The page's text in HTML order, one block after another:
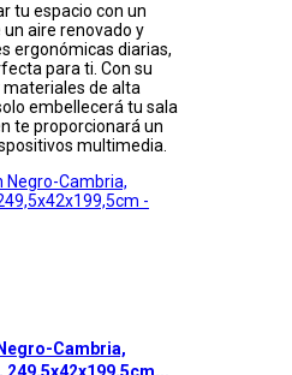
tu espacio con un
aire renovado y
ergonómicas diarias,
para ti. Con su
de alta
embellecerá tu sala
te proporcionará un
multimedia.
Cambria,